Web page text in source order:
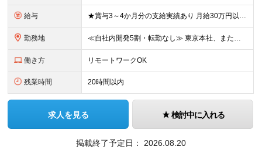
給与 ★賞与3～4か月分の支給実績あり 月給30万円以上＋賞与年2回＋各種手当 ※経験・スキルを考慮して決定いたします ※上記には固定残業代（20時間分・3万5000円～）を含み、超過分は別途支給 ※試
勤務地 ≪自社内開発5割・転勤なし≫ 東京本社、または東京都23区内、 神奈川県のクライアント先での勤務となります。 ┃東京本社：東京都中央区日本橋茅場町1-3-9 茅場町MYビル6階 (変更の範囲)上記
働き方 リモートワークOK
残業時間 20時間以内
求人を見る 検討中に入れる
掲載終了予定日： 2026.08.20